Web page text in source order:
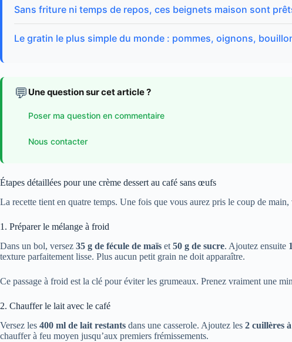
Sans friture ni temps de repos, ces beignets maison sont
Le gratin le plus simple du monde : pommes, oignons,
💬 Une question sur cet article ?
Poser ma question en commentaire
Nous contacter
Étapes détaillées pour une crème dessert au café sans œufs
La recette tient en quatre temps. Une fois que vous aurez pris le coup de
1. Préparer le mélange à froid
Dans un bol, versez 35 g de fécule de maïs et 50 g de sucre. Ajoutez ensuite
texture parfaitement lisse. Plus aucun petit grain ne doit apparaître.
Ce passage à froid est la clé pour éviter les grumeaux. Prenez vraiment une
2. Chauffer le lait avec le café
Versez les 400 ml de lait restants dans une casserole. Ajoutez les 2 cuillères
chauffer à feu moyen jusqu’aux premiers frémissements.